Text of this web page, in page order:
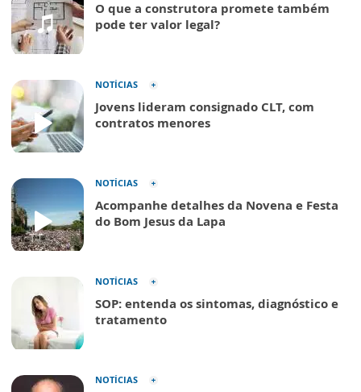
O que a construtora promete também
pode ter valor legal?
NOTÍCIAS
Jovens lideram consignado CLT, com
contratos menores
NOTÍCIAS
Acompanhe detalhes da Novena e Festa
do Bom Jesus da Lapa
NOTÍCIAS
SOP: entenda os sintomas, diagnóstico e
tratamento
NOTÍCIAS